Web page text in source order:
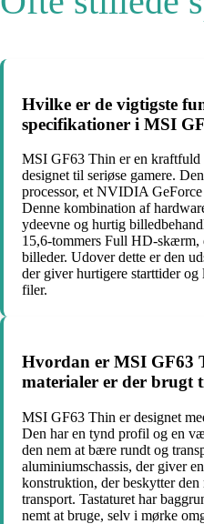
Hvilke er de vigtigste
specifikationer i MSI
MSI GF63 Thin er en kraftfuld
designet til seriøse gamere.
processor, et NVIDIA
Denne kombination af
ydeevne og hurtig
15,6-tommers Full HD-skærm,
billeder. Udover dette er den
der giver hurtigere starttider
filer.
Hvordan er MSI GF63
materialer er der brugt
MSI GF63 Thin er designet
Den har en tynd profil og en
den nem at bære rundt og
aluminiumschassis, der giver
konstruktion, der beskytter
transport. Tastaturet har
nemt at bruge, selv i mørke